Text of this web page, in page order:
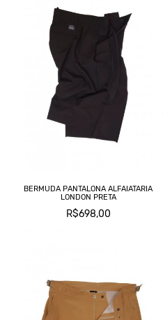
BERMUDA PANTALONA ALFAIATARIA
LONDON PRETA
R$698,00